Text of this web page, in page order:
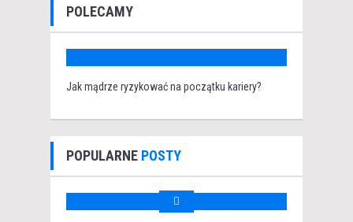
POLECAMY
Jak mądrze ryzykować na początku kariery?
POPULARNE POSTY